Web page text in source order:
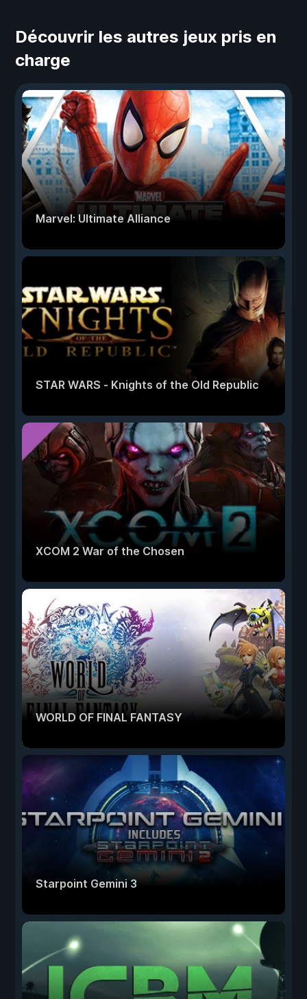
Découvrir les autres jeux pris en
charge
Marvel: Ultimate Alliance
STAR WARS - Knights of the Old Republic
XCOM 2 War of the Chosen
WORLD OF FINAL FANTASY
Starpoint Gemini 3